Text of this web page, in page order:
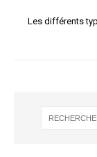
Les différents